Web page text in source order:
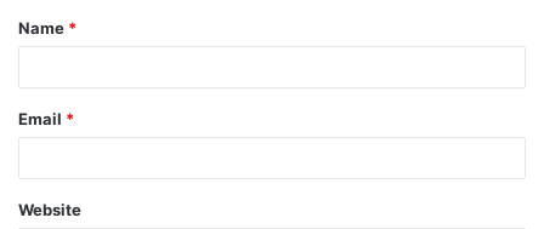
Name *
Email *
Website